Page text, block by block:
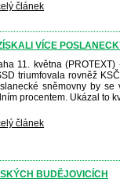
článek
VÍCE
11. května
triumfovala rovněž
sněmovny by
procentem. Ukázal to
článek
BUDĚJOVICÍCH